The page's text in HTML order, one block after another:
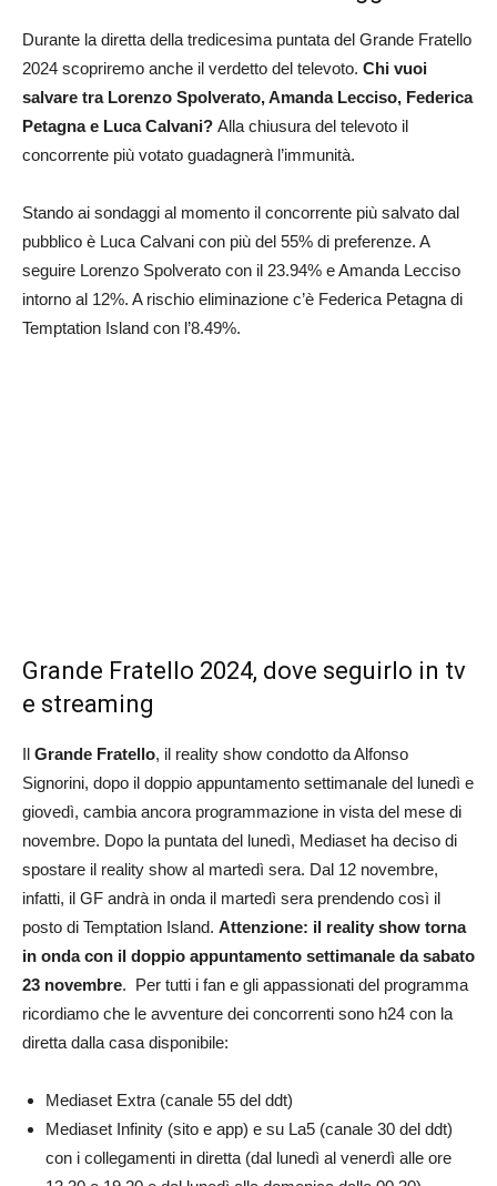
Durante la diretta della tredicesima puntata del Grande Fratello
2024 scopriremo anche il verdetto del televoto. Chi vuoi
salvare tra Lorenzo Spolverato, Amanda Lecciso, Federica
Petagna e Luca Calvani? Alla chiusura del televoto il
concorrente più votato guadagnerà l’immunità.
Stando ai sondaggi al momento il concorrente più salvato dal
pubblico è Luca Calvani con più del 55% di preferenze. A
seguire Lorenzo Spolverato con il 23.94% e Amanda Lecciso
intorno al 12%. A rischio eliminazione c’è Federica Petagna di
Temptation Island con l’8.49%.
Grande Fratello 2024, dove seguirlo in tv
e streaming
Grande Fratello, il reality show condotto da Alfonso
Signorini, dopo il doppio appuntamento settimanale del lunedì e
giovedì, cambia ancora programmazione in vista del mese di
novembre. Dopo la puntata del lunedì, Mediaset ha deciso di
spostare il reality show al martedì sera. Dal 12 novembre,
infatti, il GF andrà in onda il martedì sera prendendo così il
posto di Temptation Island. Attenzione: il reality show torna
in onda con il doppio appuntamento settimanale da sabato
23 novembre. Per tutti i fan e gli appassionati del programma
ricordiamo che le avventure dei concorrenti sono h24 con la
diretta dalla casa disponibile:
Mediaset Extra (canale 55 del ddt)
Mediaset Infinity (sito e app) e su La5 (canale 30 del ddt)
con i collegamenti in diretta (dal lunedì al venerdì alle ore